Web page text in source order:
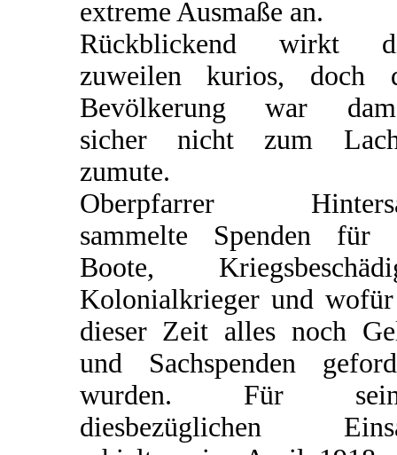
extreme Ausmaße an.
Rückblickend wirkt
zuweilen kurios, doch
Bevölkerung war
sicher nicht zum
zumute.
Oberpfarrer
sammelte Spenden für
Boote,
Kolonialkrieger und
dieser Zeit alles noch
und Sachspenden
wurden. Für
diesbezüglichen